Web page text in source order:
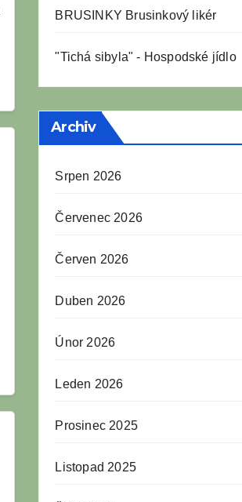
BRUSINKY Brusinkový likér
"Tichá sibyla" - Hospodské jídlo
Archiv
Srpen 2026
Červenec 2026
Červen 2026
Duben 2026
Únor 2026
Leden 2026
Prosinec 2025
Listopad 2025